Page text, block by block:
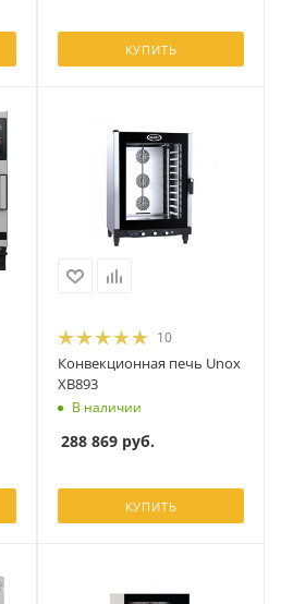
КУПИТЬ
10
Конвекционная печь Unox
XB893
В наличии
288 869 руб.
КУПИТЬ